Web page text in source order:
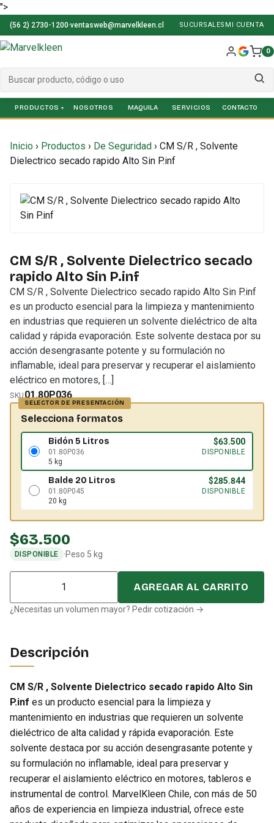
">
(56 2) 2730-1200·ventasweb@marvelkleen.cl SUCURSALES MI CUENTA
0
PRODUCTOS NOSOTROS SERVICIOS
Inicio › Productos › De Seguridad › CM S/R , Solvente
Dielectrico secado rapido Alto Sin P.inf
CM S/R , Solvente Dielectrico secado
rapido Alto Sin P.inf
CM S/R , Solvente Dielectrico secado rapido Alto Sin P.inf
es un producto esencial para la limpieza y mantenimiento
en industrias que requieren un solvente dieléctrico de alta
calidad y rápida evaporación. Este solvente destaca por su
acción desengrasante potente y su formulación no
inflamable, ideal para preservar y recuperar el aislamiento
eléctrico en motores, […]
SKU01.80P036
Selecciona formatos
Bidón 5 Litros
01.80P036
5 kg
$63.500
DISPONIBLE
Balde 20 Litros
01.80P045
20 kg
$285.844
DISPONIBLE
$63.500
DISPONIBLE ·Peso 5 kg
Cantidad
AGREGAR AL CARRITO
¿Necesitas un volumen mayor? Pedir cotización →
Descripción
CM S/R , Solvente Dielectrico secado rapido Alto Sin
P.inf es un producto esencial para la limpieza y
mantenimiento en industrias que requieren un solvente
dieléctrico de alta calidad y rápida evaporación. Este
solvente destaca por su acción desengrasante potente y
su formulación no inflamable, ideal para preservar y
recuperar el aislamiento eléctrico en motores, tableros e
instrumental de control. MarvelKleen Chile, con más de 50
años de experiencia en limpieza industrial, ofrece este